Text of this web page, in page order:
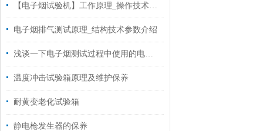
【电子烟试验机】工作原理_操作技术参数
电子烟排气测试原理_结构技术参数介绍
浅谈一下电子烟测试过程中使用的电子烟烟雾量测试机
温度冲击试验箱原理及维护保养
耐黄变老化试验箱
静电枪发生器的保养